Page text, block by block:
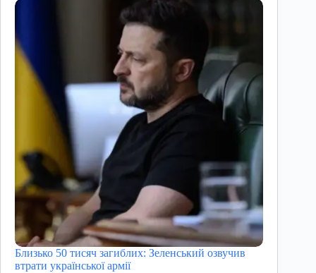
Близько 50 тисяч загиблих: Зеленський озвучив
втрати української армії